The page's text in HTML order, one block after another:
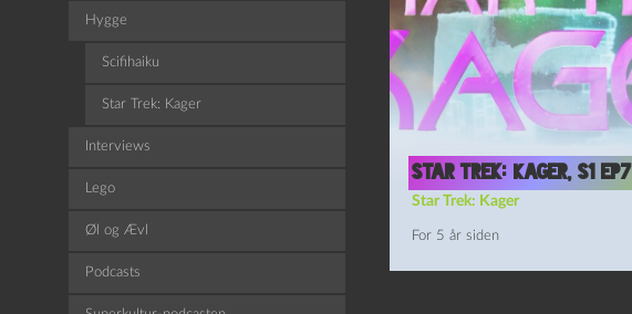
Star Trek: Kager, S1 Ep7
Star Trek: Kager
For 5 år siden
Hygge
Scifihaiku
Star Trek: Kager
Interviews
Lego
Øl og Ævl
Podcasts